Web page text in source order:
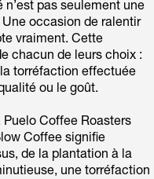
n’est pas seulement une
Une occasion de ralentir
vraiment. Cette
chacun de leurs choix :
torréfaction effectuée
ou le goût.
Coffee Roasters
Coffee signifie
de la plantation à la
une torréfaction